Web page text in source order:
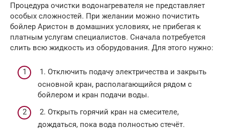
Процедура очистки водонагревателя не представляет
особых сложностей. При желании можно почистить
бойлер Аристон в домашних условиях, не прибегая к
платным услугам специалистов. Сначала потребуется
слить всю жидкость из оборудования. Для этого нужно:
1. Отключить подачу электричества и закрыть
основной кран, располагающийся рядом с
бойлером и кран подачи воды.
2. Открыть горячий кран на смесителе,
дождаться, пока вода полностью стечёт.